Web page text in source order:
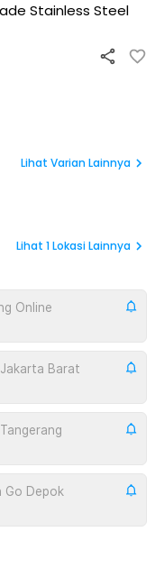
Stainless Steel
Lihat Varian Lainnya
Lihat 1Lokasi Lainnya
Online
Barat
Go Depok